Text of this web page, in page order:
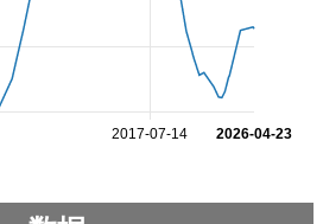
2017-07-14 2026-04-23